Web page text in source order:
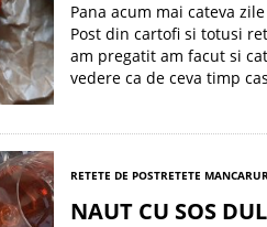
Pana acum mai cateva
Post din cartofi si totusi
am pregatit am facut si
vedere ca de ceva timp
RETETE DE POSTRETETE
NAUT CU SOS